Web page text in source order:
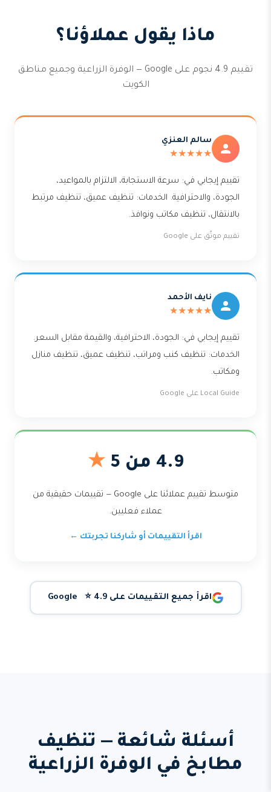
ماذا يقول عملاؤنا؟
تقييم 4.9 نجوم على Google — الوفرة الزراعية وجميع مناطق
الكويت
سالم العنزي
★★★★★
تقييم إيجابي في: سرعة الاستجابة، الالتزام بالمواعيد،
الجودة، والاحترافية. الخدمات: تنظيف عميق، تنظيف مرتبط
بالانتقال، تنظيف مكاتب ونوافذ.
تقييم موثّق على Google
نايف الأحمد
★★★★★
تقييم إيجابي في: الجودة، الاحترافية، والقيمة مقابل السعر.
الخدمات: تنظيف كنب ومراتب، تنظيف عميق، تنظيف منازل
ومكاتب.
Local Guide على Google
4.9 من 5 ★
متوسط تقييم عملائنا على Google — تقييمات حقيقية من
عملاء فعليين.
اقرأ التقييمات أو شاركنا تجربتك ←
اقرأ جميع التقييمات على Google ⭐ 4.9
أسئلة شائعة — تنظيف
مطابخ في الوفرة الزراعية